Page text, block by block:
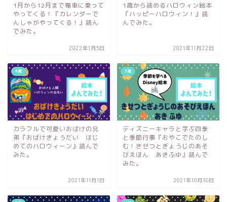
1月から12月まで電車に乗って
やってくる！『カレンダーで
んしゃがやってくる！』読ん
でみた。
2022年1月5日
1歳から読めるハロウィン絵本
『ハッピーハロウィン！』読
んでみた。
2021年11月22日
4歳
カラフルで可愛いおばけの兄
弟『おばけきょうだい はじ
めてのハロウィーン』読んで
みた。
2021年11月1日
3歳
ディズニーキャラと学ぶ四季
と季節行事『おやこでたのし
む！きせつとぎょうじのあそ
びえほん あきふゆ』読んで
みた。
2021年10月30日